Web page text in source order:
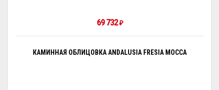
69 732₽
КАМИННАЯ ОБЛИЦОВКА ANDALUSIA FRESIA MOCCA